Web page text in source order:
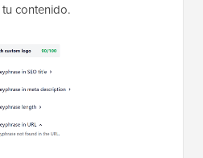
contenido.